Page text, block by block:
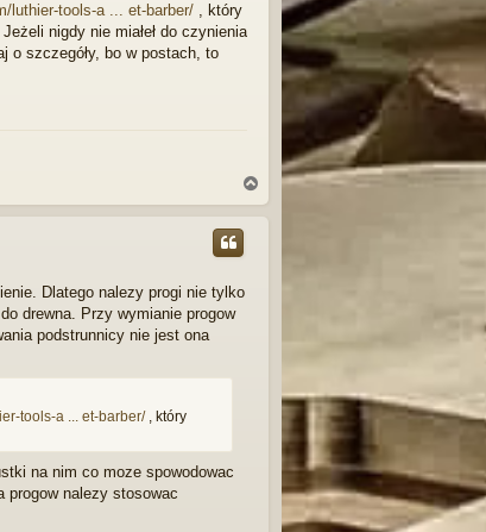
luthier-tools-a ... et-barber/ , który
Jeżeli nigdy nie miałeł do czynienia
o szczegóły, bo w postach, to
a
g
Dlatego nalezy progi nie tylko
drewna. Przy wymianie progow
podstrunnicy nie jest ona
tools-a ... et-barber/, który
na nim co moze spowodowac
progow nalezy stosowac